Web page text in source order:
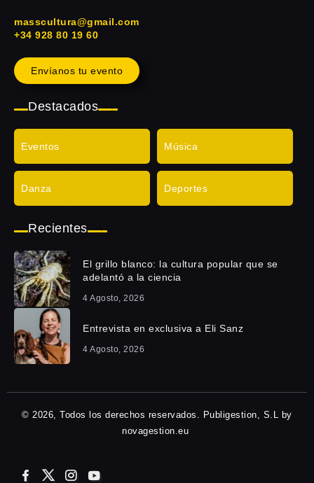
masscultura@gmail.com
+34 928 80 19 60
Envíanos tu evento
Destacados
Eventos Música
Danza Deportes
Recientes
El grillo blanco: la cultura popular que se
adelantó a la ciencia
4 Agosto, 2026
Entrevista en exclusiva a Eli Sanz
4 Agosto, 2026
© 2026, Todos los derechos reservados. Publigestion, S.L by
novagestion.eu